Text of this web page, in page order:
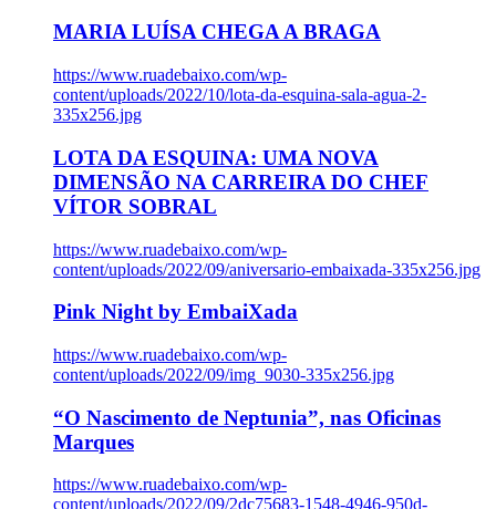
MARIA LUÍSA CHEGA A BRAGA
https://www.ruadebaixo.com/wp-
content/uploads/2022/10/lota-da-esquina-sala-agua-2-
335x256.jpg
LOTA DA ESQUINA: UMA NOVA
DIMENSÃO NA CARREIRA DO CHEF
VÍTOR SOBRAL
https://www.ruadebaixo.com/wp-
content/uploads/2022/09/aniversario-embaixada-335x256.jpg
Pink Night by EmbaiXada
https://www.ruadebaixo.com/wp-
content/uploads/2022/09/img_9030-335x256.jpg
“O Nascimento de Neptunia”, nas Oficinas
Marques
https://www.ruadebaixo.com/wp-
content/uploads/2022/09/2dc75683-1548-4946-950d-